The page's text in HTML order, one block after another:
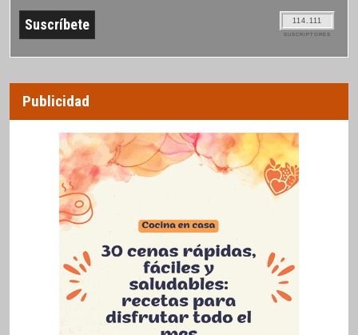
114.111
SUSCRIPTORES
Publicidad